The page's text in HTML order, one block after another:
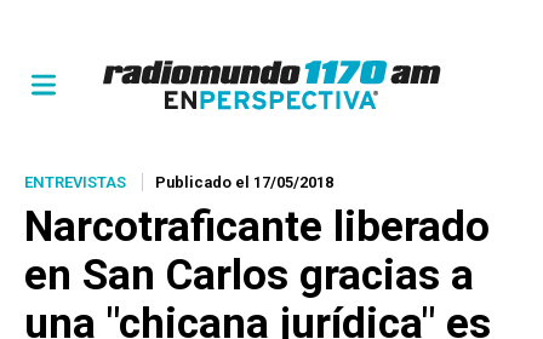
ENTREVISTAS Publicado el 17/05/2018
Narcotraficante liberado
en San Carlos gracias a
una "chicana jurídica" es